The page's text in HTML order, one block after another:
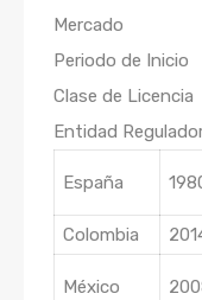
Mercado
Periodo de Inicio
Clase de Licencia
Entidad
España
Colombia
México